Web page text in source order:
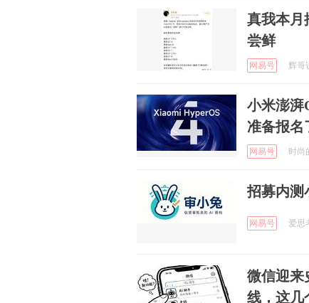
真我本月
尝鲜
网易号 辉哥
小米澎湃
准备报名
网易号 时尚
招募内测
网易号 爱思
微信迎来
线，这几